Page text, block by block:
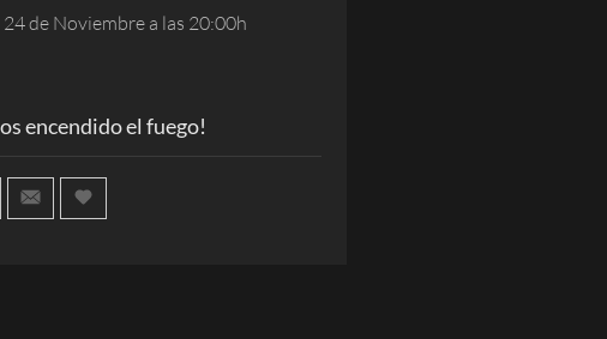
de Noviembre a las 20:00h
encendido el fuego!